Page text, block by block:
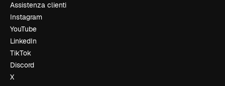
Assistenza clienti
Instagram
YouTube
LinkedIn
TikTok
Discord
X